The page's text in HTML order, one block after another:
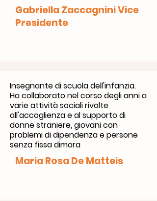
Gabriella Zaccagnini Vice
Presidente
Insegnante di scuola dell'infanzia.
Ha collaborato nel corso degli anni a
varie attività sociali rivolte
all'accoglienza e al supporto di
donne straniere, giovani con
problemi di dipendenza e persone
senza fissa dimora
Maria Rosa De Matteis